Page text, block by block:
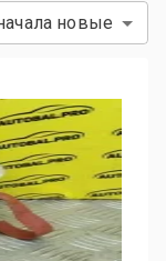
новые